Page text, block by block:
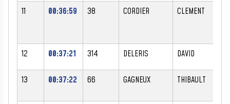
11 00:36:59 38 CORDIER CLEMENT
12 00:37:21 314 DELERIS DAVID
13 00:37:22 66 GAGNEUX THIBAULT